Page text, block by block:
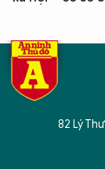
82 Lý